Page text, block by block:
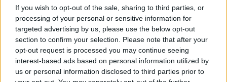
If you wish to opt-out of the sale, sharing to third parties, or
processing of your personal or sensitive information for
targeted advertising by us, please use the below opt-out
section to confirm your selection. Please note that after your
opt-out request is processed you may continue seeing
interest-based ads based on personal information utilized by
us or personal information disclosed to third parties prior to
Κατάφερε το απόλυτο 20 σε Μαθηματικά και Χημεία.